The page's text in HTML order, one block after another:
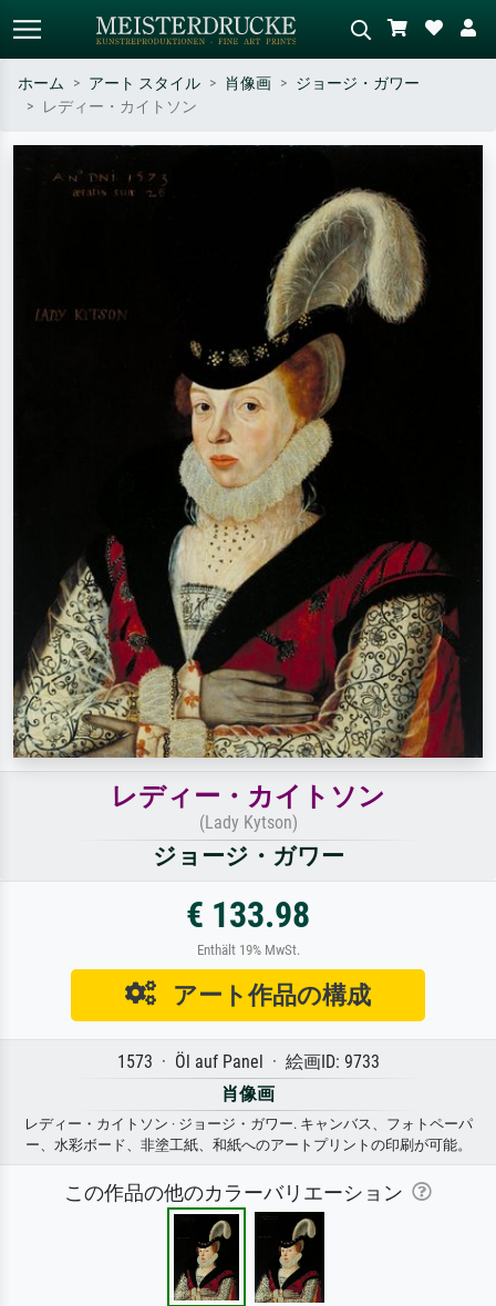
– 例：モネ、星月夜、印象派、北
緑の草原、赤の多い抽象画、暗い
油絵、木のそばの立ち姿のヌー
ド。
ホーム アート スタイル 肖像画
ジョージ・ガワー
レディー・カイトソン
レディー・カイトソン
(Lady Kytson)
ジョージ・ガワー
€ 133.98
Enthält 19% MwSt.
アート作品の構成
1573 · Öl auf Panel · 絵画ID: 9733
肖像画
レディー・カイトソン · ジョージ・ガワー. キャンバス、フォトペーパ
ー、水彩ボード、非塗工紙、和紙へのアートプリントの印刷が可能。
この作品の他のカラーバリエーション